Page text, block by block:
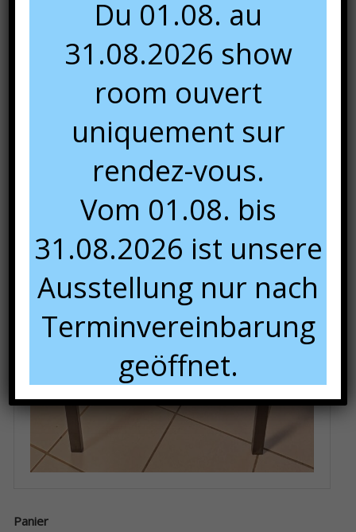
Panier
Du 01.08. au
31.08.2026 show
room ouvert
uniquement sur
rendez-vous.
Vom 01.08. bis
31.08.2026 ist unsere
Ausstellung nur nach
Terminvereinbarung
geöffnet.